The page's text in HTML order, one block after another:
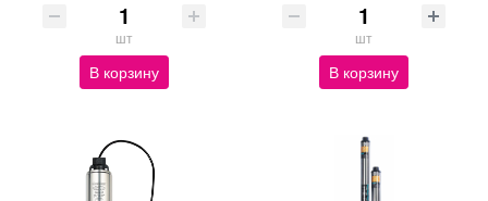
шт
В корзину
шт
В корзину